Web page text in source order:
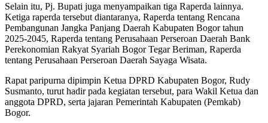
Selain itu, Pj. Bupati juga menyampaikan tiga Raperda lainnya.
Ketiga raperda tersebut diantaranya, Raperda tentang Rencana
Pembangunan Jangka Panjang Daerah Kabupaten Bogor tahun
2025-2045, Raperda tentang Perusahaan Perseroan Daerah Bank
Perekonomian Rakyat Syariah Bogor Tegar Beriman, Raperda
tentang Perusahaan Perseroan Daerah Sayaga Wisata.
Rapat paripurna dipimpin Ketua DPRD Kabupaten Bogor, Rudy
Susmanto, turut hadir pada kegiatan tersebut, para Wakil Ketua dan
anggota DPRD, serta jajaran Pemerintah Kabupaten (Pemkab)
Bogor.